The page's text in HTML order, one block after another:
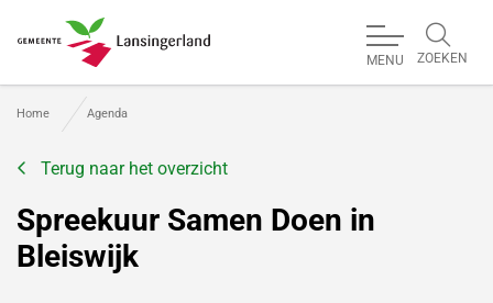
MENU ZOEKEN
Home Agenda
Terug naar het overzicht
Spreekuur Samen Doen in
Bleiswijk